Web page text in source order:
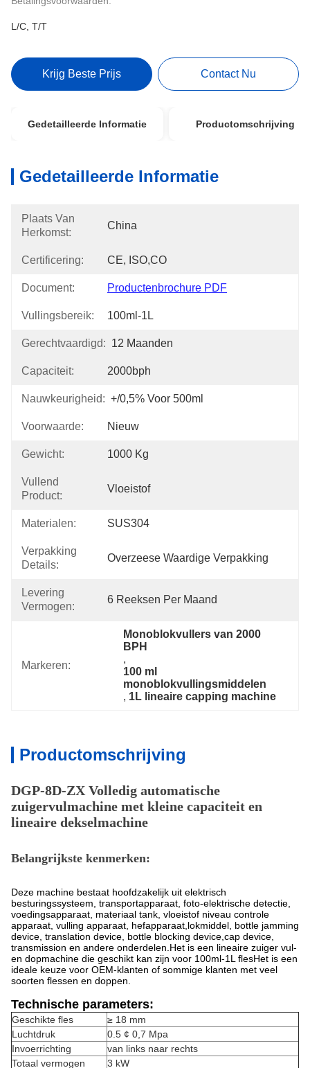
L/C, T/T
Krijg Beste Prijs Contact Nu
Gedetailleerde Informatie Productomschrijving
Gedetailleerde Informatie
Plaats Van
Herkomst:
China
Certificering: CE, ISO,CO
Document: Productenbrochure PDF
Vullingsbereik: 100ml-1L
Gerechtvaardigd: 12 Maanden
Capaciteit: 2000bph
Nauwkeurigheid: +/0,5% Voor 500ml
Voorwaarde: Nieuw
Gewicht: 1000 Kg
Vullend
Product:
Vloeistof
Materialen: SUS304
Verpakking
Details:
Overzeese Waardige Verpakking
Levering
Vermogen:
6 Reeksen Per Maand
Markeren:
Monoblokvullers van 2000
BPH
,
100 ml
monoblokvullingsmiddelen
, 1L lineaire capping machine
Productomschrijving
DGP-8D-ZX Volledig automatische
zuigervulmachine met kleine capaciteit en
lineaire dekselmachine
Belangrijkste kenmerken:
Deze machine bestaat hoofdzakelijk uit elektrisch
besturingssysteem, transportapparaat, foto-elektrische detectie,
voedingsapparaat, materiaal tank, vloeistof niveau controle
apparaat, vulling apparaat, hefapparaat,lokmiddel, bottle jamming
device, translation device, bottle blocking device,cap device,
transmission en andere onderdelen.Het is een lineaire zuiger vul-
en dopmachine die geschikt kan zijn voor 100ml-1L flesHet is een
ideale keuze voor OEM-klanten of sommige klanten met veel
soorten flessen en doppen.
Technische parameters:
Geschikte fles
≥ 18 mm
Luchtdruk
0.5 ¢ 0,7 Mpa
Invoerrichting
van links naar rechts
Totaal vermogen
3 kW